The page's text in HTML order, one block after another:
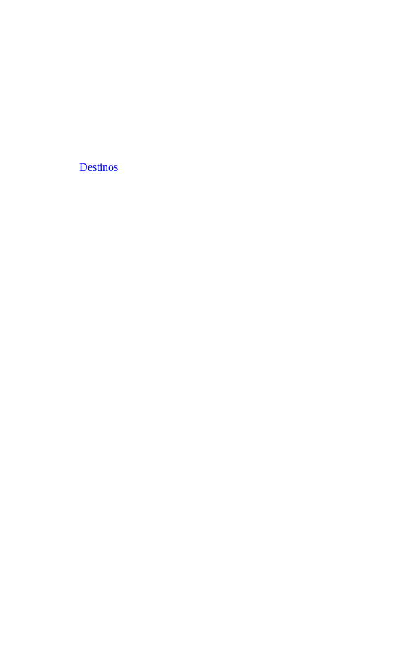
Destinos